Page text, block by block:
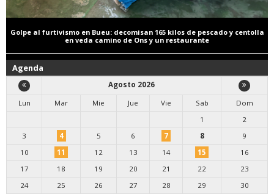
Golpe al furtivismo en Bueu: decomisan 165 kilos de pescado y centolla
en veda camino de Ons y un restaurante
Agenda
Agosto 2026
Lun
Mar Mie Jue Vie Sab
Dom
1
2
3
4 5 6 7 8
9
10
11 12 13 14 15
16
17
18 19 20 21 22
23
24
25 26 27 28 29
30